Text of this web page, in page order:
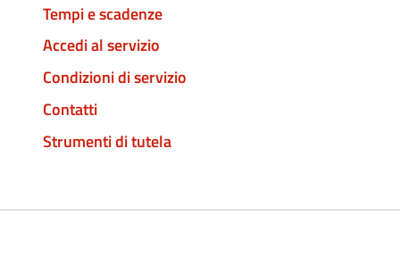
Tempi e scadenze
Accedi al servizio
Condizioni di servizio
Contatti
Strumenti di tutela